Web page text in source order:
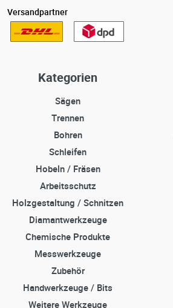
Versandpartner
Kategorien
Sägen
Trennen
Bohren
Schleifen
Hobeln / Fräsen
Arbeitsschutz
Holzgestaltung / Schnitzen
Diamantwerkzeuge
Chemische Produkte
Messwerkzeuge
Zubehör
Handwerkzeuge / Bits
Weitere Werkzeuge